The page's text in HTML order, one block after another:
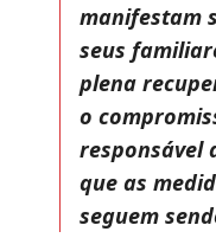
manifestam
seus
plena
o
responsável
que as
seguem